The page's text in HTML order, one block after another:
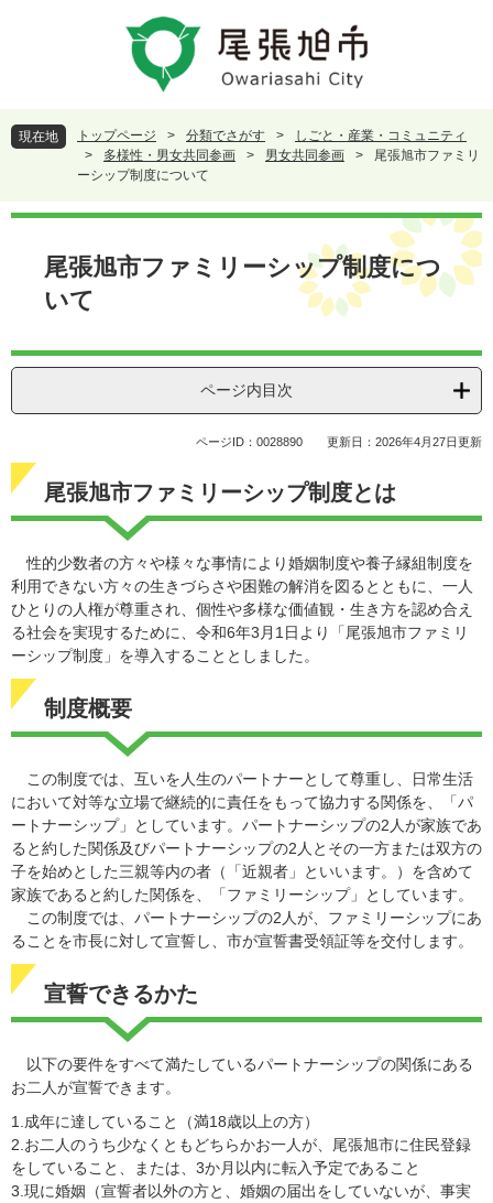
頭
で
飛
ば
本
現在地 トップページ > 分類でさがす >
しごと・産業・コミュニティ
>
多様性・男女共同参画 > 男女共同参画 >
尾張旭市ファミリ
ーシップ制度について
本
尾張旭市ファミリーシップ制度につ
いて
ページ内目次
ページID：0028890 更新日：2026年4月27日更新
尾張旭市ファミリーシップ制度とは
性的少数者の方々や様々な事情により婚姻制度や養子縁組制度を
利用できない方々の生きづらさや困難の解消を図るとともに、一人
ひとりの人権が尊重され、個性や多様な価値観・生き方を認め合え
る社会を実現するために、令和6年3月1日より「尾張旭市ファミリ
ーシップ制度」を導入することとしました。
制度概要
この制度では、互いを人生のパートナーとして尊重し、日常生活
において対等な立場で継続的に責任をもって協力する関係を、「パ
ートナーシップ」としています。パートナーシップの2人が家族であ
ると約した関係及びパートナーシップの2人とその一方または双方の
子を始めとした三親等内の者（「近親者」といいます。）を含めて
家族であると約した関係を、「ファミリーシップ」としています。
この制度では、パートナーシップの2人が、ファミリーシップにあ
ることを市長に対して宣誓し、市が宣誓書受領証等を交付します。
宣誓できるかた
以下の要件をすべて満たしているパートナーシップの関係にある
お二人が宣誓できます。
1.成年に達していること（満18歳以上の方）
2.お二人のうち少なくともどちらかお一人が、尾張旭市に住⺠登録
をしていること、または、3か月以内に転入予定であること
3.現に婚姻（宣誓者以外の方と、婚姻の届出をしていないが、事実